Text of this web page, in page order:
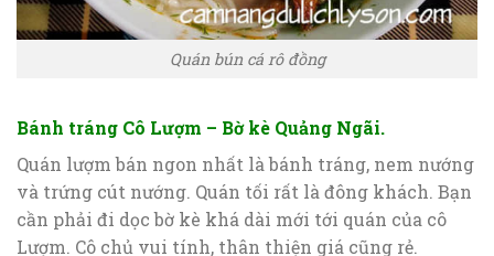
Quán bún cá rô đồng
Bánh tráng Cô Lượm – Bờ kè Quảng Ngãi.
Quán lượm bán ngon nhất là bánh tráng, nem nướng
và trứng cút nướng. Quán tối rất là đông khách. Bạn
cần phải đi dọc bờ kè khá dài mới tới quán của cô
Lượm. Cô chủ vui tính, thân thiện giá cũng rẻ.